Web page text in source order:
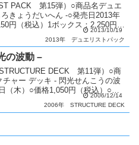
PACK 第15弾）○商品名デュエ
きょうだいへん -○発売日2013年
円（税込）1ボックス：2,250円
2013/10/19
2013年
デュエリストパック
の波動 –
DECK 第11弾）○商
ャー デッキ - 閃光せんこうの波
（木）○価格1,050円（税込）○商
2006/12/14
2006年
STRUCTURE DECK